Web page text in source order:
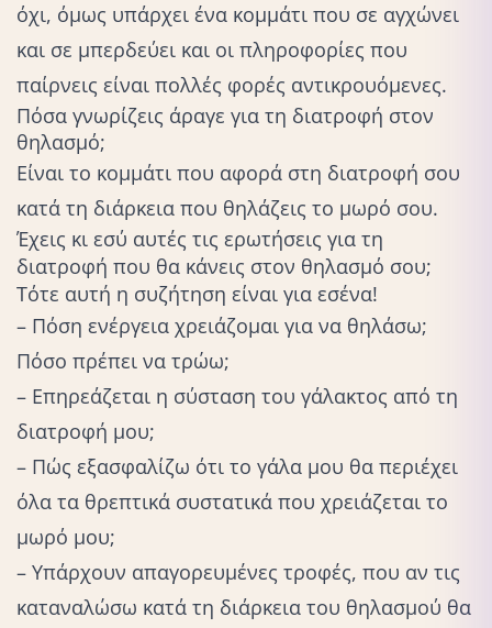
όχι, όμως υπάρχει ένα κομμάτι που σε αγχώνει
και σε μπερδεύει και οι πληροφορίες που
παίρνεις είναι πολλές φορές αντικρουόμενες.
Πόσα γνωρίζεις άραγε για τη διατροφή στον
θηλασμό;
Είναι το κομμάτι που αφορά στη διατροφή σου
κατά τη διάρκεια που θηλάζεις το μωρό σου.
Έχεις κι εσύ αυτές τις ερωτήσεις για τη
διατροφή που θα κάνεις στον θηλασμό σου;
Τότε αυτή η συζήτηση είναι για εσένα!
– Πόση ενέργεια χρειάζομαι για να θηλάσω;
Πόσο πρέπει να τρώω;
– Επηρεάζεται η σύσταση του γάλακτος από τη
διατροφή μου;
– Πώς εξασφαλίζω ότι το γάλα μου θα περιέχει
όλα τα θρεπτικά συστατικά που χρειάζεται το
μωρό μου;
– Υπάρχουν απαγορευμένες τροφές, που αν τις
καταναλώσω κατά τη διάρκεια του θηλασμού θα